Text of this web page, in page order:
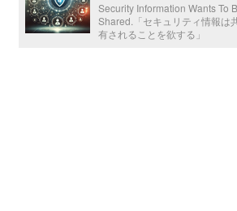
Security Information Wants To
Shared.「セキュリティ情報は
有されることを欲する」